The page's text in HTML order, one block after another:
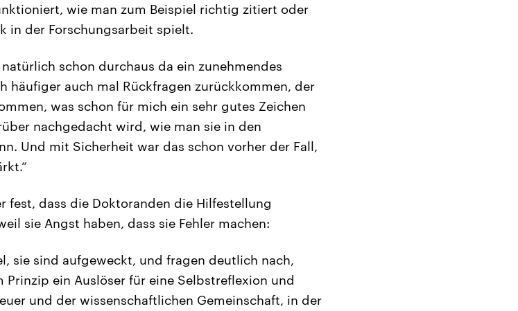
wie man zum Beispiel richtig zitiert oder
in der Forschungsarbeit spielt.
schon durchaus da ein zunehmendes
häufiger auch mal Rückfragen zurückkommen, der
was schon für mich ein sehr gutes Zeichen
nachgedacht wird, wie man sie in den
Und mit Sicherheit war das schon vorher der Fall,
fest, dass die Doktoranden die Hilfestellung
sie Angst haben, dass sie Fehler machen:
sie sind aufgeweckt, und fragen deutlich nach,
Prinzip ein Auslöser für eine Selbstreflexion und
und der wissenschaftlichen Gemeinschaft, in der